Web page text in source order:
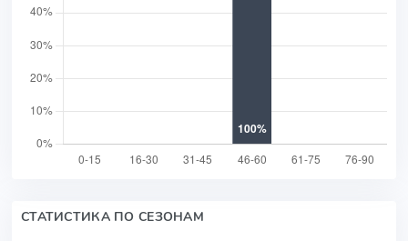
СТАТИСТИКА ПО СЕЗОНАМ